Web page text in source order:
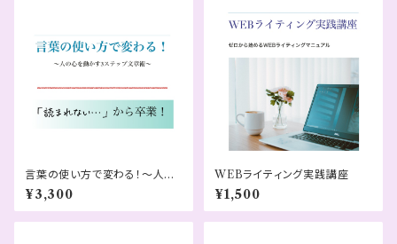
言葉の使い方で変わる！〜人の
心を動かす文章術〜
¥3,300
WEBライティング実践講座
¥1,500